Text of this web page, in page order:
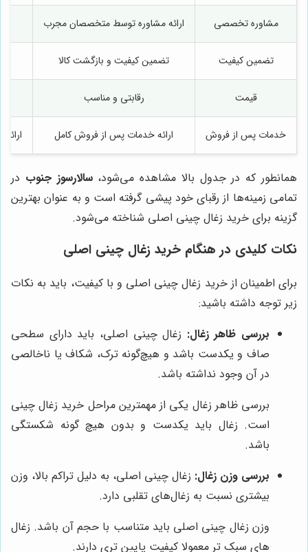
مشاوره تخصصی ارائه مشاوره توسط متخصصان مجرب
تضمین کیفیت تضمین کیفیت و بازگشت کالا
قیمت رقابتی و مناسب
خدمات پس از فروش ارائه خدمات پس از فروش کامل
همانطور که در جدول بالا مشاهده می‌شود،سالارسوز جنوب در
تمامی زمینه‌ها از رقبای خود پیشی گرفته است و به عنوان بهترین
گزینه برای خرید زغال چینی اصلی شناخته می‌شود.
نکات کلیدی در هنگام خرید زغال چینی اصلی
برای اطمینان از خرید زغال چینی اصلی و با کیفیت، باید به نکات
زیر توجه داشته باشید:
بررسی ظاهر زغال: زغال چینی اصلی، باید دارای سطحی
صاف و یکدست باشد و هیچ‌گونه ترک، شکاف یا ناخالصی
در آن وجود نداشته باشد.
بررسی ظاهر زغال یکی از مهمترین مراحل خرید زغال چینی
است. زغال باید یکدست و بدون هیچ گونه شکستگی
باشد.
بررسی وزن زغال: زغال چینی اصلی، به دلیل تراکم بالا، وزن
بیشتری نسبت به زغال‌های تقلبی دارد.
وزن زغال چینی اصلی باید متناسب با حجم آن باشد. زغال
های سبک تر معمولا کیفیت پایین تری دارند.